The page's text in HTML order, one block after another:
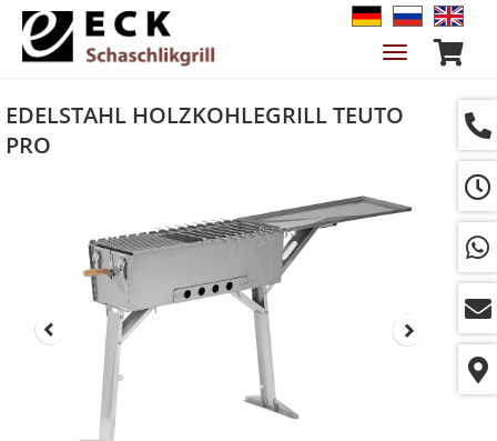
Navigation
EDELSTAHL HOLZKOHLEGRILL TEUTO
PRO